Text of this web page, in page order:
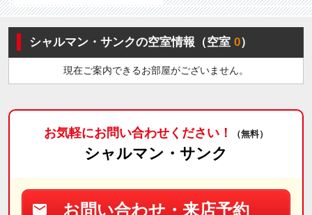
シャルマン・サンクの空室情報（空室0）
現在ご案内できるお部屋がございません。
お気軽にお問い合わせください！ （無料）
シャルマン・サンク
お問い合わせ・来店予約